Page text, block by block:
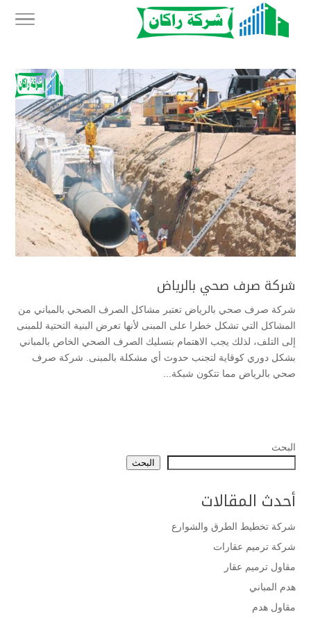
شركة صرف صحي بالرياض
شركة صرف صحي بالرياض تعتبر مشاكل الصرف الصحي بالمباني من
المشاكل التي تشكل خطرا على المبنى لأنها تعرض البنية التحتية للمبنى
إلى التلف، لذلك يجب الاهتمام بتسليك الصرف الصحي الخاص بالمباني
بشكل دوري كوقاية لتجنب حدوث أي مشكلة بالمبنى. شركة صرف
صحي بالرياض مما تتكون شبكة...
البحث
البحث
أحدث المقالات
شركة تخطيط الطرق والشوارع
شركة ترميم عقارات
مقاول ترميم عقار
هدم المباني
مقاول هدم